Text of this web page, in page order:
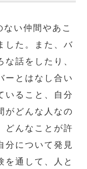
い仲間やあこ
した。また、バ
話をしたり、
ーとはなし合い
いること、自分
がどんな人なの
どんなことが許
分について発見
を通して、人と